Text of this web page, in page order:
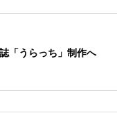
「うらっち」制作へ